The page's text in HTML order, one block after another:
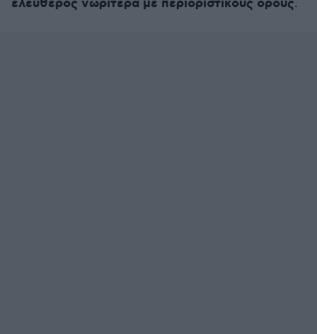
ελεύθερος νωρίτερα με περιοριστικούς όρους.